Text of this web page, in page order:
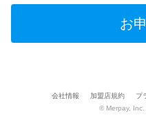
お
会社情報 加盟店規約 プ
© Merpay, Inc.